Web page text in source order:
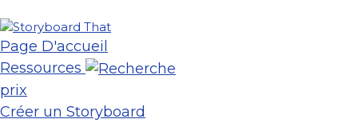
Page D'accueil
Ressources
prix
Créer un Storyboard